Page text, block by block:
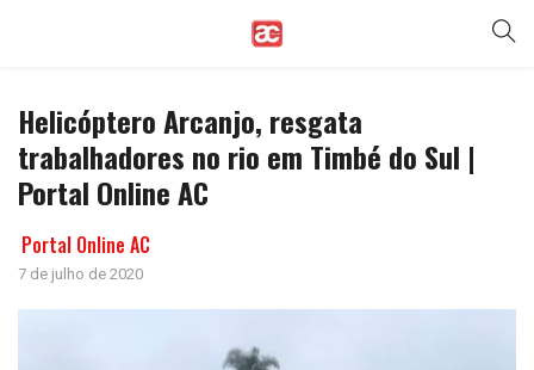
Helicóptero Arcanjo, resgata
trabalhadores no rio em Timbé do Sul |
Portal Online AC
Portal Online AC
7 de julho de 2020